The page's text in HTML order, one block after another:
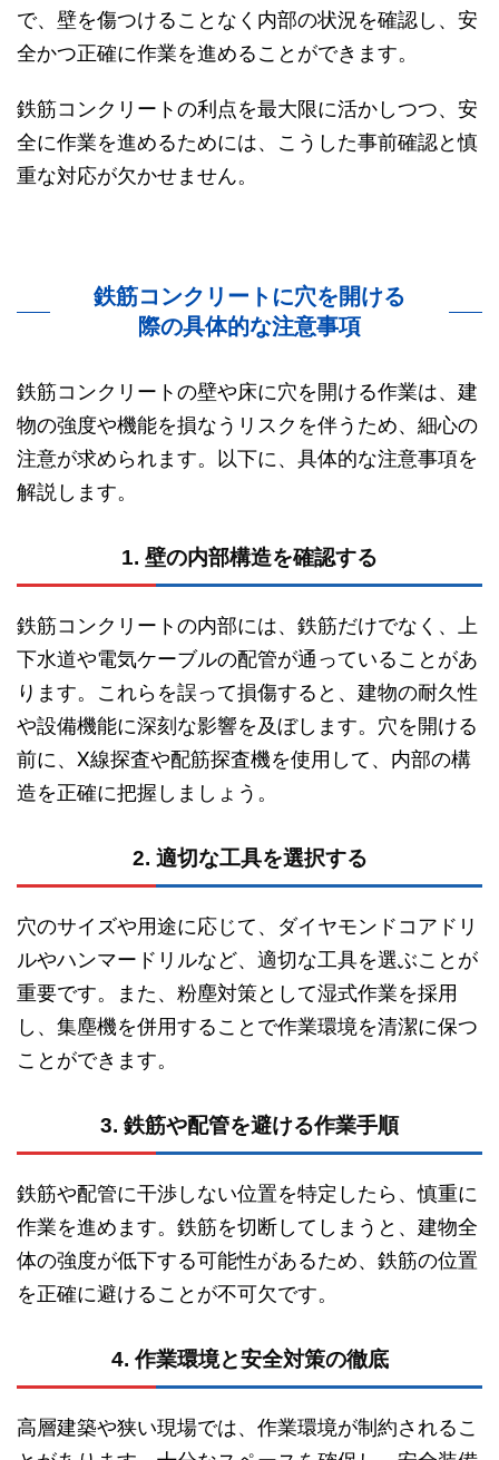
で、壁を傷つけることなく内部の状況を確認し、安
全かつ正確に作業を進めることができます。
鉄筋コンクリートの利点を最大限に活かしつつ、安
全に作業を進めるためには、こうした事前確認と慎
重な対応が欠かせません。
鉄筋コンクリートに穴を開ける
際の具体的な注意事項
鉄筋コンクリートの壁や床に穴を開ける作業は、建
物の強度や機能を損なうリスクを伴うため、細心の
注意が求められます。以下に、具体的な注意事項を
解説します。
1. 壁の内部構造を確認する
鉄筋コンクリートの内部には、鉄筋だけでなく、上
下水道や電気ケーブルの配管が通っていることがあ
ります。これらを誤って損傷すると、建物の耐久性
や設備機能に深刻な影響を及ぼします。穴を開ける
前に、X線探査や配筋探査機を使用して、内部の構
造を正確に把握しましょう。
2. 適切な工具を選択する
穴のサイズや用途に応じて、ダイヤモンドコアドリ
ルやハンマードリルなど、適切な工具を選ぶことが
重要です。また、粉塵対策として湿式作業を採用
し、集塵機を併用することで作業環境を清潔に保つ
ことができます。
3. 鉄筋や配管を避ける作業手順
鉄筋や配管に干渉しない位置を特定したら、慎重に
作業を進めます。鉄筋を切断してしまうと、建物全
体の強度が低下する可能性があるため、鉄筋の位置
を正確に避けることが不可欠です。
4. 作業環境と安全対策の徹底
高層建築や狭い現場では、作業環境が制約されるこ